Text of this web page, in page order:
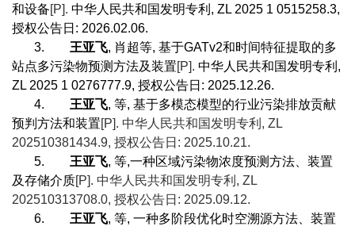
和设备[P]. 中华人民共和国发明专利 , ZL 2025 1 0515258.3,
授权公告日 : 2026.02.06.
3.
王亚飞, 肖超等, 基于GATv2和时间特征提取的多
站点多污染物预测方法及装置[P]. 中华人民共和国发明专利 ,
ZL 2025 1 0276777.9, 授权公告日 : 2025.12.26.
4.
王亚飞, 等, 基于多模态模型的行业污染排放贡献
预判方法和装置[P]. 中华人民共和国发明专利 , ZL
202510381434.9, 授权公告日 : 2025.10.21.
5.
王亚飞, 等,一种区域污染物浓度预测方法、装置
及存储介质[P]. 中华人民共和国发明专利 , ZL
202510313708.0, 授权公告日 : 2025.09.12.
6.
王亚飞, 等, 一种多阶段优化时空溯源方法、装置